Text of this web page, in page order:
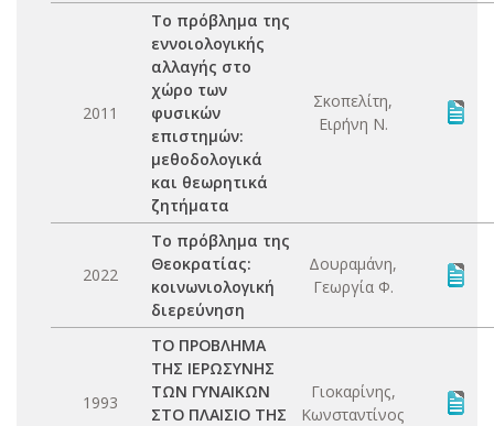
2011
Το πρόβλημα της
εννοιολογικής
αλλαγής στο
χώρο των
φυσικών
επιστημών:
μεθοδολογικά
και θεωρητικά
ζητήματα
Σκοπελίτη,
Ειρήνη Ν.
2022
Το πρόβλημα της
Θεοκρατίας:
κοινωνιολογική
διερεύνηση
Δουραμάνη,
Γεωργία Φ.
1993
ΤΟ ΠΡΟΒΛΗΜΑ
ΤΗΣ ΙΕΡΩΣΥΝΗΣ
ΤΩΝ ΓΥΝΑΙΚΩΝ
ΣΤΟ ΠΛΑΙΣΙΟ ΤΗΣ
Γιοκαρίνης,
Κωνσταντίνος